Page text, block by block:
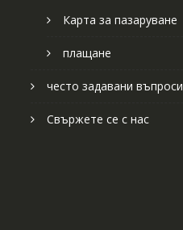
Карта за пазаруване
плащане
често задавани въпроси
Свържете се с нас